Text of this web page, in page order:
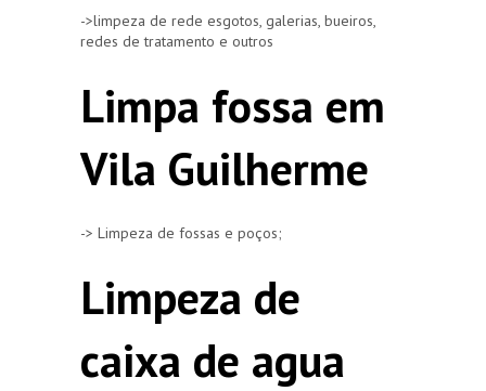
->limpeza de rede esgotos, galerias, bueiros,
redes de tratamento e outros
Limpa fossa em
Vila Guilherme
-> Limpeza de fossas e poços;
Limpeza de
caixa de agua